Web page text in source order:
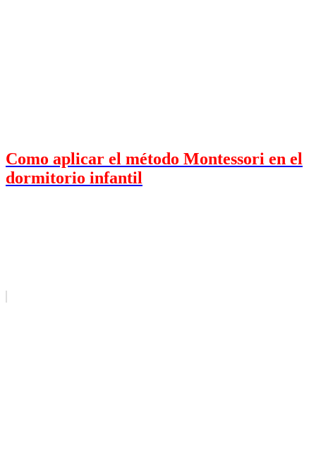
Como aplicar el método Montessori en el
dormitorio infantil